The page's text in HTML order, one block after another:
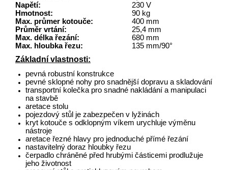
Napětí:
230 V
Hmotnost:
90 kg
Max. průmer kotouče:
400 mm
Průměr vrtání:
25,4 mm
Max. délka řezání:
680 mm
Max. hloubka řezu:
135 mm/90°
Základní vlastnosti:
pevná robustní konstrukce
pevné sklopné nohy pro snadnější dopravu a skladování
transportní kolečka pro snadné nakládání a manipulaci
na stavbě
aretace stolu
pojezdový stůl je zabezpečen v lyžinách
kryt kotouče s odklopným víkem urychluje výměnu
nástroje
aretace řezné hlavy pro jednoduché přímé řezání
nastavitelný doraz hloubky řezu
čerpadlo chráněné před hrubými částicemi prodlužuje
jeho životnost